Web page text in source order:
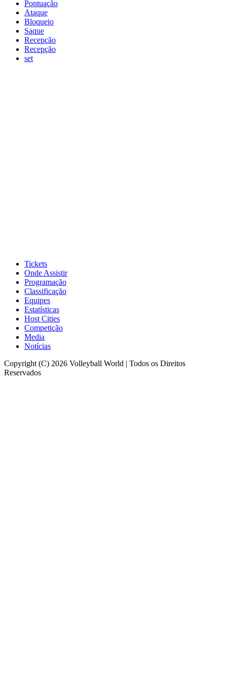
Pontuação
Ataque
Bloqueio
Saque
Recepção
Recepção
set
Tickets
Onde Assistir
Programação
Classificação
Equipes
Estatísticas
Host Cities
Competição
Media
Notícias
Copyright (C) 2026 Volleyball World | Todos os Direitos
Reservados